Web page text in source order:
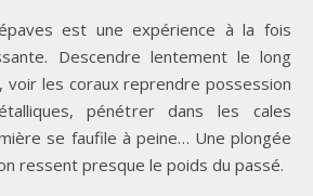
est une expérience à la fois
Descendre lentement le long
voir les coraux reprendre possession
pénétrer dans les cales
se faufile à peine… Une plongée
ressent presque le poids du passé.